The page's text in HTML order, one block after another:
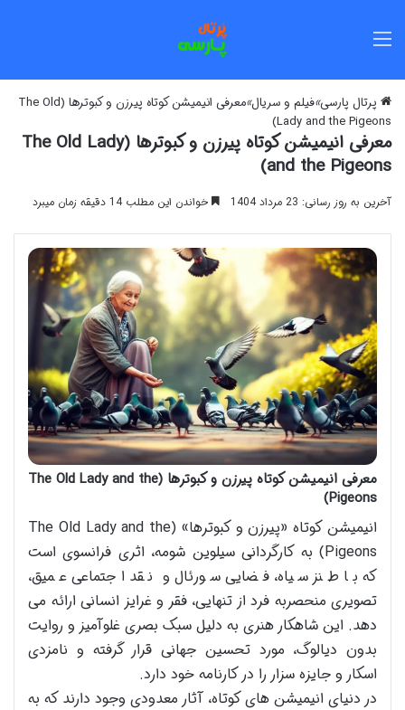
پرتال پارسی»فیلم و سریال»
معرفی انیمیشن کوتاه پیرزن و کبوترها (The Old
Lady and the Pigeons)
معرفی انیمیشن کوتاه پیرزن و کبوترها (The Old Lady
and the Pigeons)
آخرین به روز رسانی: 23 مرداد 1404 خواندن این مطلب 14 دقیقه زمان میبرد
معرفی انیمیشن کوتاه پیرزن و کبوترها (The Old Lady and the
Pigeons)
انیمیشن کوتاه «پیرزن و کبوترها» (The Old Lady and the
Pigeons) به کارگردانی سیلوین شومه، اثری فرانسوی است
که با طنز سیاه، فضایی سورئال و نقد اجتماعی عمیق،
تصویری منحصربه فرد از تنهایی، فقر و غرایز انسانی ارائه می
دهد. این شاهکار هنری به دلیل سبک بصری غلوآمیز و روایت
بدون دیالوگ، مورد تحسین جهانی قرار گرفته و نامزدی
اسکار و جایزه سزار را در کارنامه خود دارد.
در دنیای انیمیشن های کوتاه، آثار معدودی وجود دارند که به